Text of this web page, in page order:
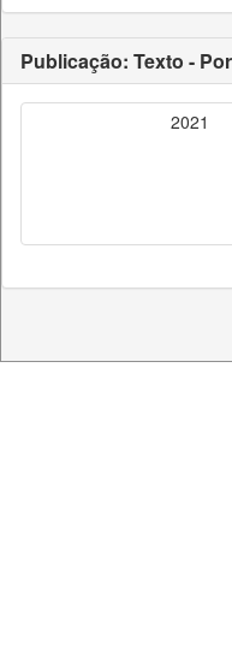
Publicação: Texto -
2021